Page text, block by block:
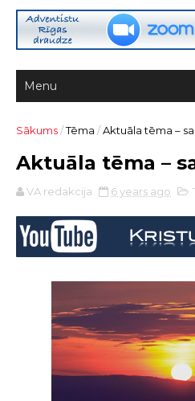
Sākums/Tēma /Aktuāla tēma –
Aktuāla tēma –
VA redakcija 6 years ago